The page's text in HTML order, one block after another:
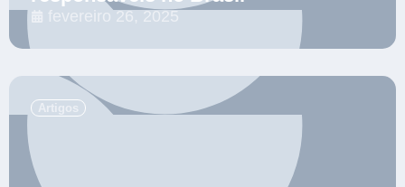
fevereiro 26, 2025
Artigos